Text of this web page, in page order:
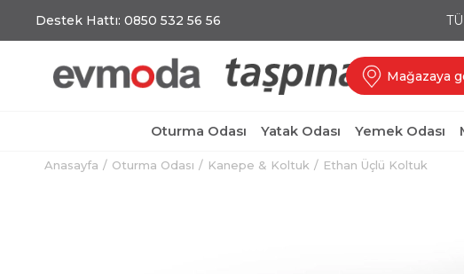
Destek Hattı: 0850 532 56 56
Mağazaya
Oturma Odası Yatak Odası Yemek Odası
Anasayfa Oturma Odası Kanepe & Koltuk Ethan Üçlü Koltuk